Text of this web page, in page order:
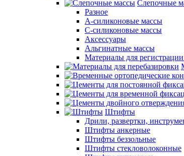
Слепочные
Разное
А-силиконовые массы
С-силиконовые массы
Аксессуары
Альгинатные массы
Материалы для
Штифты
Дрили, развертки,
Штифты анкерные
Штифты беззольные
Штифты стекловолоконные